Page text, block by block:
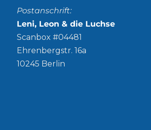
Postanschrift:
Leni, Leon & die Luchse
Scanbox #04481
Ehrenbergstr. 16a
10245 Berlin